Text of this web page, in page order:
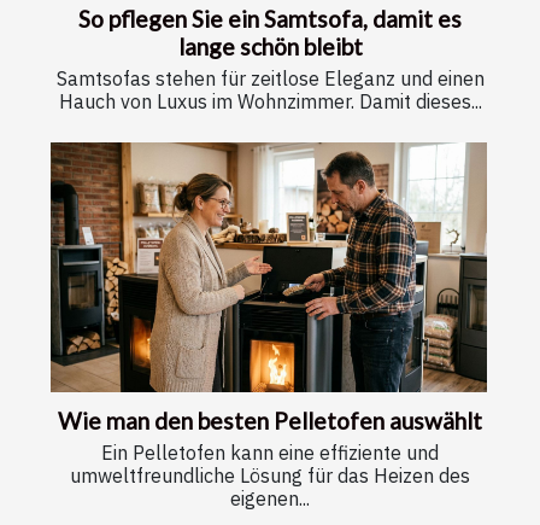
So pflegen Sie ein Samtsofa, damit es
lange schön bleibt
Samtsofas stehen für zeitlose Eleganz und einen
Hauch von Luxus im Wohnzimmer. Damit dieses...
Wie man den besten Pelletofen auswählt
Ein Pelletofen kann eine effiziente und
umweltfreundliche Lösung für das Heizen des
eigenen...